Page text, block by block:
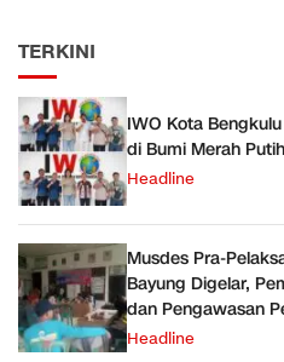
TERKINI
IWO Kota
di Bumi Merah Putih
Headline
Musdes Pra-
Bayung Digelar,
dan Pengawasan
Headline